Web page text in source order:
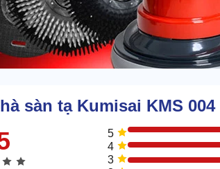
cũng được tinh gọn phía trên và sau tay
bóng vượt trội nhờ áp lực tạ lớn
sàn tạ Kumisai KMS 004
5
4
3